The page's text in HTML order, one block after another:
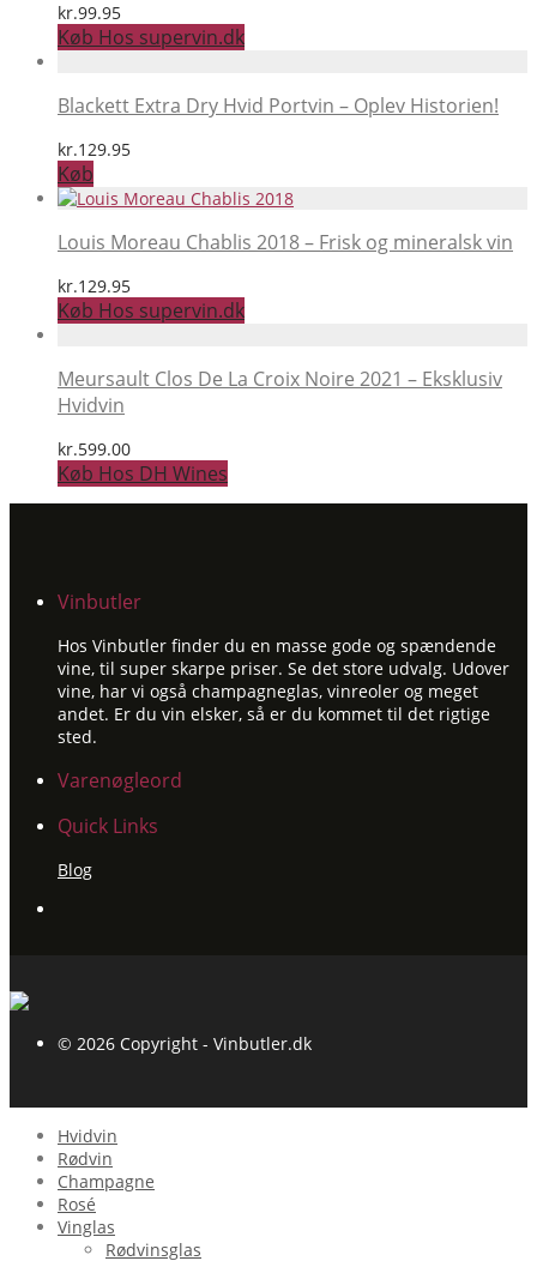
kr.99.95
Køb Hos supervin.dk
Blackett Extra Dry Hvid Portvin – Oplev Historien!
kr.129.95
Køb
Louis Moreau Chablis 2018 – Frisk og mineralsk vin
kr.129.95
Køb Hos supervin.dk
Meursault Clos De La Croix Noire 2021 – Eksklusiv
Hvidvin
kr.599.00
Køb Hos DH Wines
Vinbutler
Hos Vinbutler finder du en masse gode og spændende
vine, til super skarpe priser. Se det store udvalg. Udover
vine, har vi også champagneglas, vinreoler og meget
andet. Er du vin elsker, så er du kommet til det rigtige
sted.
Varenøgleord
Quick Links
Blog
© 2026 Copyright - Vinbutler.dk
Hvidvin
Rødvin
Champagne
Rosé
Vinglas
Rødvinsglas